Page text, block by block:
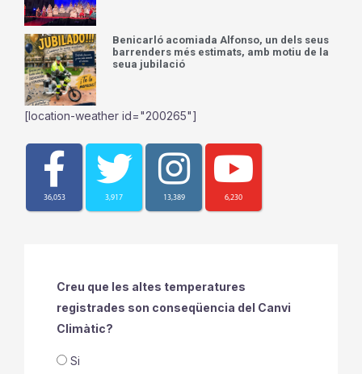
Benicarló acomiada Alfonso, un dels seus
barrenders més estimats, amb motiu de la
seua jubilació
[location-weather id="200265"]
36,053 3,917 13,389 6,230
Creu que les altes temperatures
registrades son conseqüencia del Canvi
Climàtic?
Si